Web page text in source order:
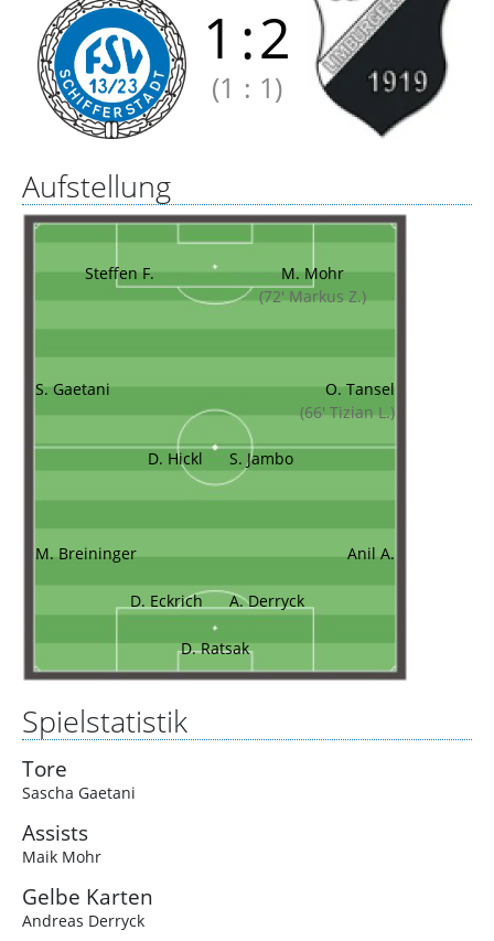
1 :2
(1 : 1)
Aufstellung
Steffen F.
M. Mohr
(72' Markus Z.)
S. Gaetani
O. Tansel
(66' Tizian L.)
D. Hickl S. Jambo
M. Breininger Anil A.
D. Eckrich A. Derryck
D. Ratsak
Spielstatistik
Tore
Sascha Gaetani
Assists
Maik Mohr
Gelbe Karten
Andreas Derryck